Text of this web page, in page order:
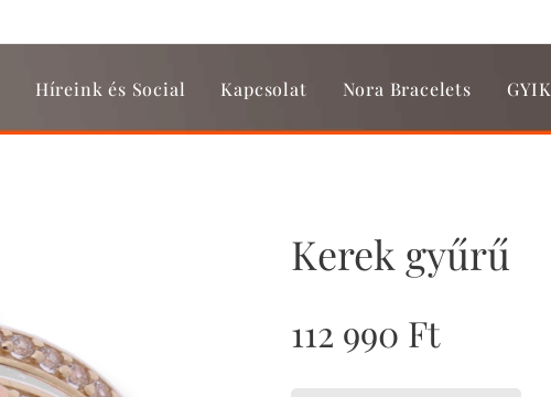
Híreink és Social Kapcsolat Nora Bracelets GYIK
Kerek gyűrű
112 990 Ft